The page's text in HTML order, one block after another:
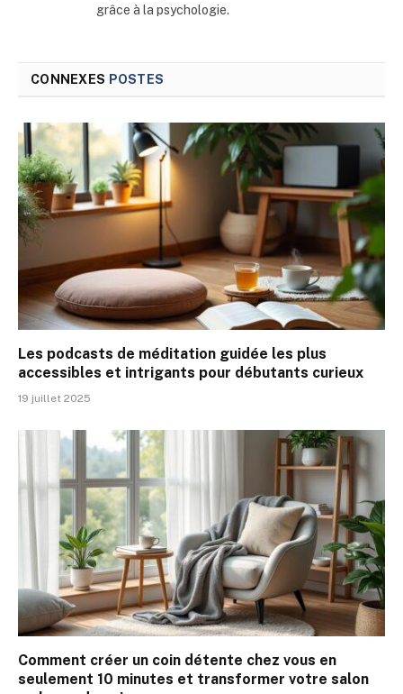
grâce à la psychologie.
CONNEXES POSTES
Les podcasts de méditation guidée les plus
accessibles et intrigants pour débutants curieux
19 juillet 2025
Comment créer un coin détente chez vous en
seulement 10 minutes et transformer votre salon